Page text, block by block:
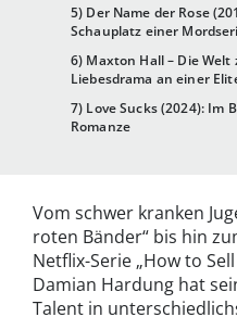
5) Der Name der Rose
Schauplatz einer
6) Maxton Hall – Die
Liebesdrama an einer
7) Love Sucks (2024): Im
Romanze
Vom schwer kranken
roten Bänder“ bis hin
Netflix-Serie „How to
Damian Hardung hat
Talent in